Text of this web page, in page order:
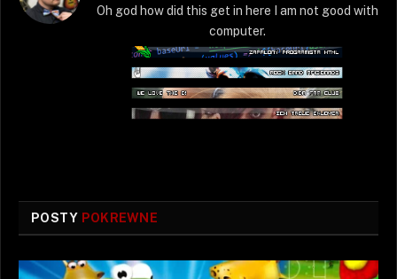
Oh god how did this get in here I am not good with
computer.
POSTY POKREWNE